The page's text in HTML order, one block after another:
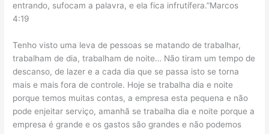
entrando, sufocam a palavra, e ela fica infrutífera.”Marcos
4:19
Tenho visto uma leva de pessoas se matando de trabalhar,
trabalham de dia, trabalham de noite… Não tiram um tempo de
descanso, de lazer e a cada dia que se passa isto se torna
mais e mais fora de controle. Hoje se trabalha dia e noite
porque temos muitas contas, a empresa esta pequena e não
pode enjeitar serviço, amanhã se trabalha dia e noite porque a
empresa é grande e os gastos são grandes e não podemos